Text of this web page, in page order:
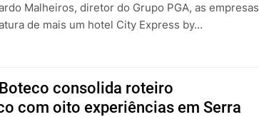
Malheiros, diretor do Grupo PGA, as empresas
de mais um hotel City Express by…
consolida roteiro
com oito experiências em Serra